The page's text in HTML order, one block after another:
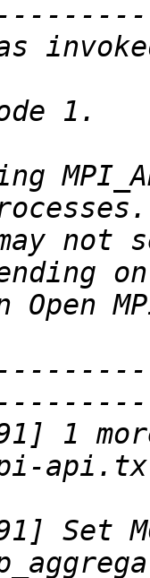
was
not
1
Set